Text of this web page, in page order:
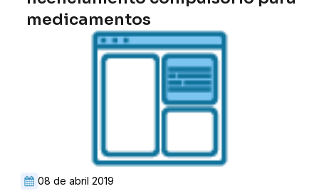
medicamentos
08 de abril 2019